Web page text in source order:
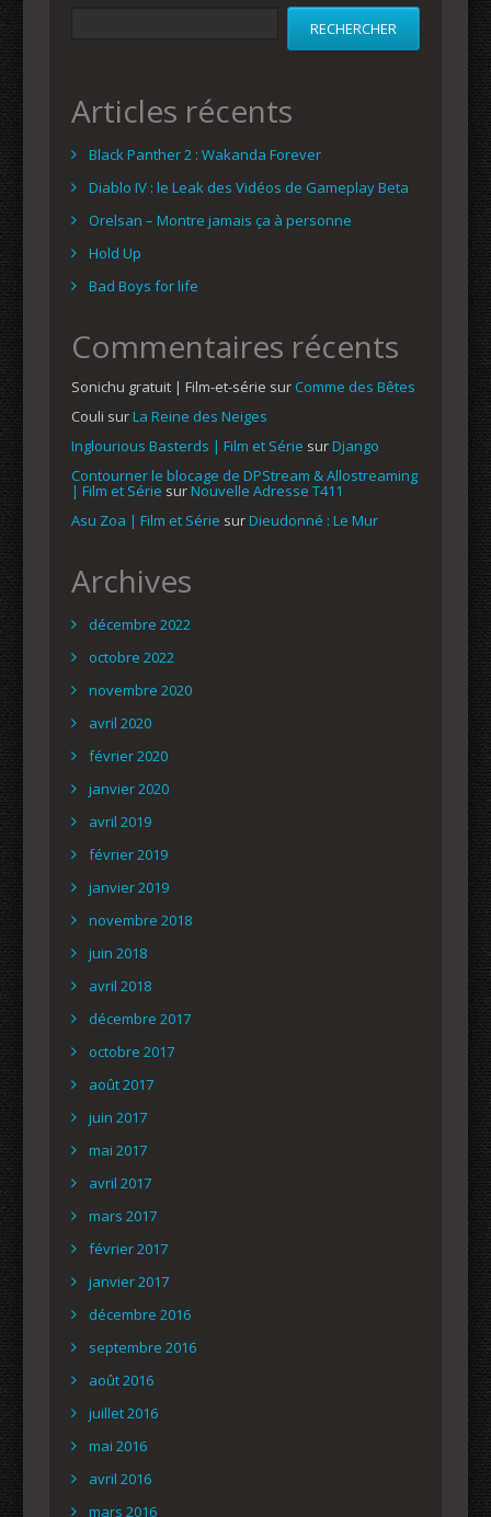
RECHERCHER
Articles récents
Black Panther 2 : Wakanda Forever
Diablo IV : le Leak des Vidéos de Gameplay Beta
Orelsan – Montre jamais ça à personne
Hold Up
Bad Boys for life
Commentaires récents
Sonichu gratuit | Film-et-série sur Comme des Bêtes
Couli surLa Reine des Neiges
Inglourious Basterds | Film et Série surDjango
Contourner le blocage de DPStream & Allostreaming
| Film et Série surNouvelle Adresse T411
Asu Zoa | Film et Série surDieudonné : Le Mur
Archives
décembre 2022
octobre 2022
novembre 2020
avril 2020
février 2020
janvier 2020
avril 2019
février 2019
janvier 2019
novembre 2018
juin 2018
avril 2018
décembre 2017
octobre 2017
août 2017
juin 2017
mai 2017
avril 2017
mars 2017
février 2017
janvier 2017
décembre 2016
septembre 2016
août 2016
juillet 2016
mai 2016
avril 2016
mars 2016